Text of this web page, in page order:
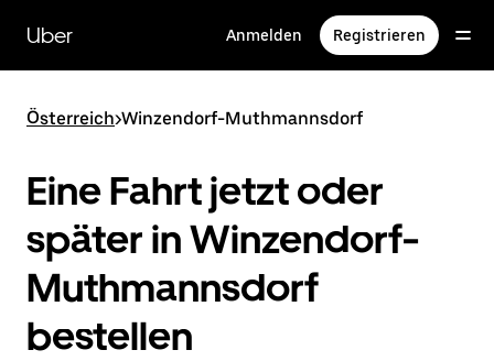
zum
Hauptinhalt
Uber Anmelden Registrieren
Österreich>Winzendorf-Muthmannsdorf
Eine Fahrt jetzt oder
später in Winzendorf-
Muthmannsdorf
bestellen